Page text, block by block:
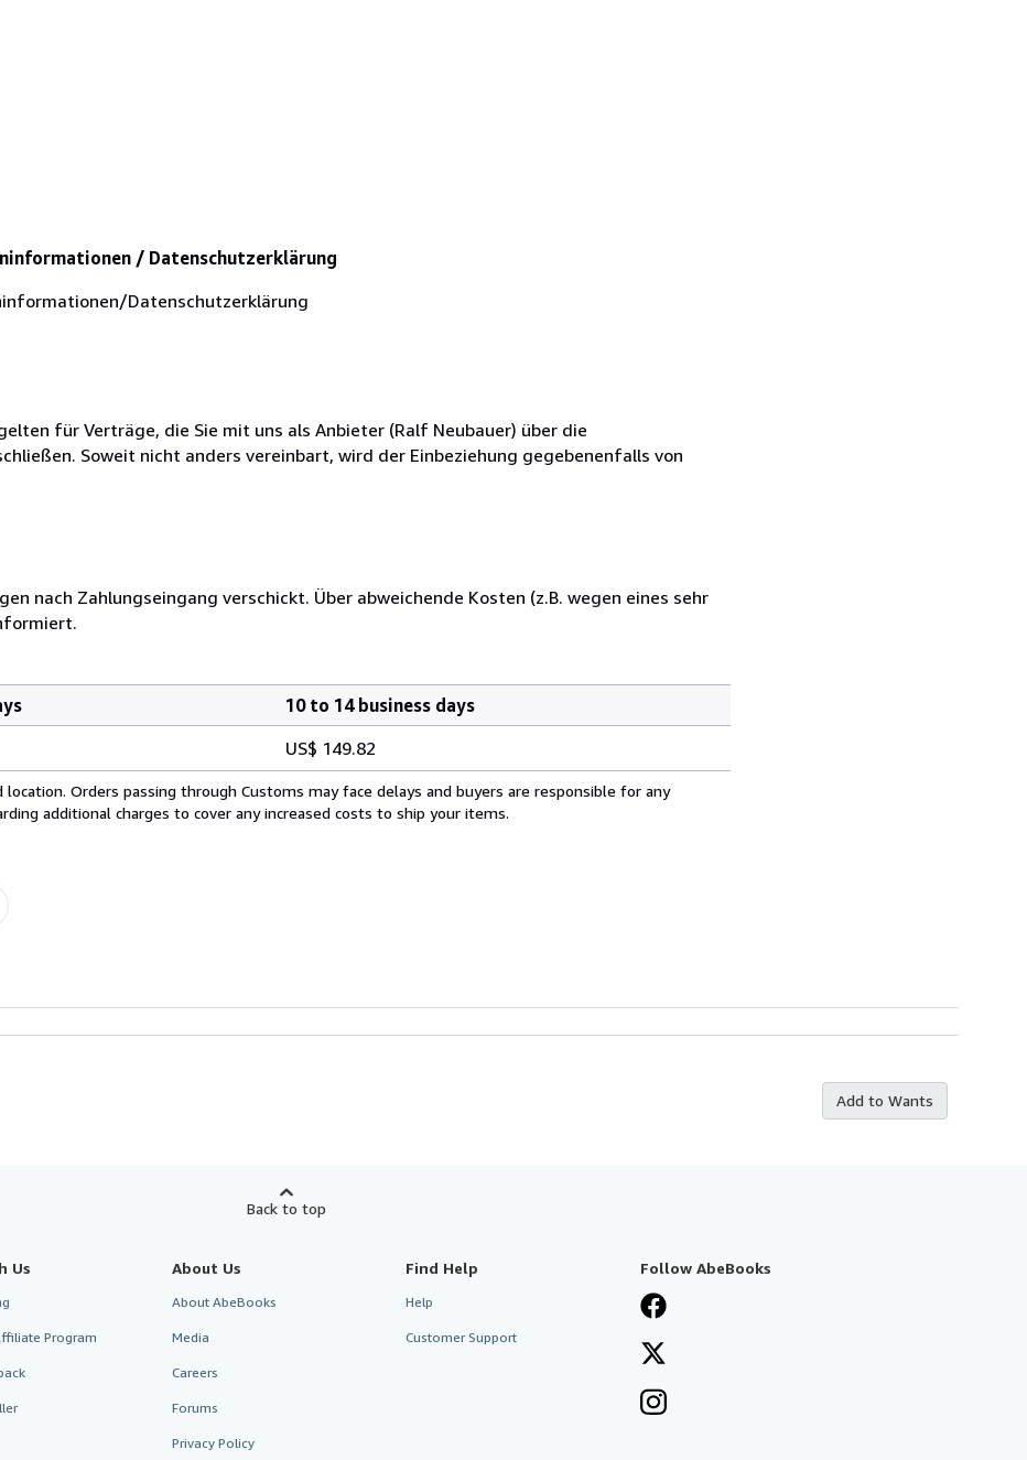
/ Datenschutzerklärung
Datenschutzerklärung
für Verträge, die Sie mit uns als Anbieter (Ralf Neubauer) über die
Soweit nicht anders vereinbart, wird der Einbeziehung gegebenenfalls von
nach Zahlungseingang verschickt. Über abweichende Kosten (z.B. wegen eines sehr
10 to 14 business days
US$ 149.82
Orders passing through Customs may face delays and buyers are responsible for any
additional charges to cover any increased costs to ship your items.
Add to Wants
Back to top
Us
Program
About Us
About AbeBooks
Media
Careers
Forums
Privacy Policy
Find Help
Help
Customer Support
Follow AbeBooks